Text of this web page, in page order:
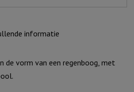
informatie
de vorm van een regenboog, met